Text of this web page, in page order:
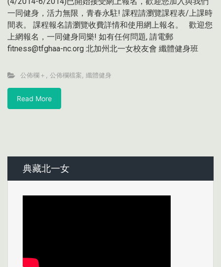
一同健身，活力無限，青春永駐! 課程請瀏覽課程表/上課時
間表。 課程報名請瀏覽收費詳情和使用網上報名。 歡迎您
上網報名，一同健身同樂! 如有任何問題, 請電郵
fitness@tfghaa-nc.org 北加州北一女校友會 纖體健身班
公佈欄＋ 公佈欄檔案 纖體健身
Read More
典藏北一女